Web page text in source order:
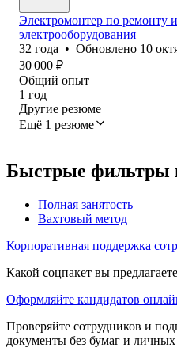
Электромонтер по ремонту
электрооборудования
32 года • Обновлено 10
30 000 ₽
Общий опыт
1 год
Другие резюме
Ещё 1 резюме
Быстрые фильтры
Полная занятость
Вахтовый метод
Корпоративная поддержка
Какой соцпакет вы
Оформляйте кандидатов
Проверяйте сотрудников и
документы без бумаг и личных